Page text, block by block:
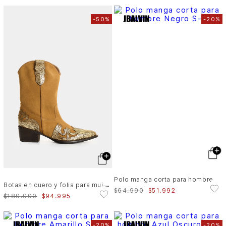
-50%
B
otas en cuero y folia para mujer Dino
$189.990 $94 .995
-20%
Polo manga corta para hombre
$64.990 $51 . 992